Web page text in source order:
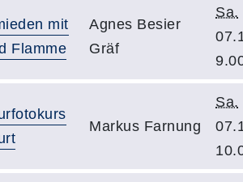
mit
Flamme
Agnes Besier
Gräf
Sa.
Markus Farnung
Sa.